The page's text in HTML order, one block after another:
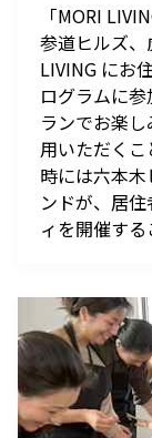
「MORI
参道ヒルズ
LIVING にお
ログラムに
ランでお楽
用いただくこ
時には六本
ンドが、居
ィを開催する